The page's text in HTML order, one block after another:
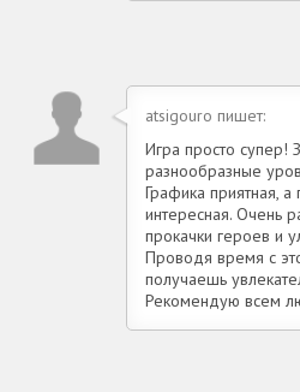
atsigouro пишет:
Игра просто супер!
разнообразные
Графика приятная,
интересная. Очень
прокачки героев и
Проводя время с
получаешь
Рекомендую всем